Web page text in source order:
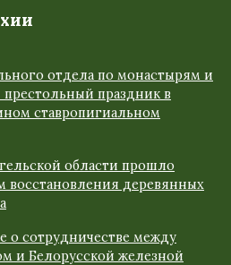
отдела по монастырям и
праздник в
ставропигиальном
области прошло
восстановления деревянных
о сотрудничестве между
и Белорусской железной